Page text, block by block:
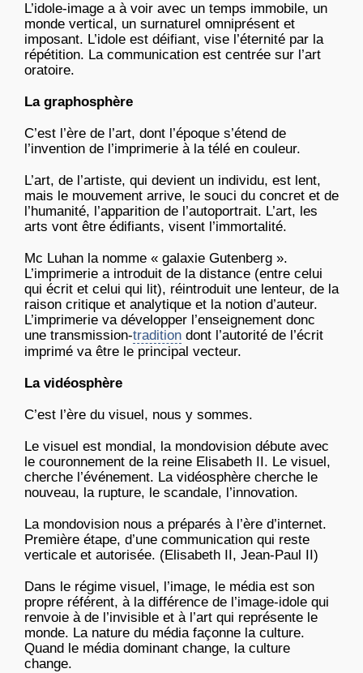
L’idole-image a à voir avec un temps immobile, un
monde vertical, un surnaturel omniprésent et
imposant. L’idole est déifiant, vise l’éternité par la
répétition. La communication est centrée sur l’art
oratoire.
La graphosphère
C’est l’ère de l’art, dont l’époque s’étend de
l’invention de l’imprimerie à la télé en couleur.
L’art, de l’artiste, qui devient un individu, est lent,
mais le mouvement arrive, le souci du concret et de
l’humanité, l’apparition de l’autoportrait. L’art, les
arts vont être édifiants, visent l’immortalité.
Mc Luhan la nomme « galaxie Gutenberg ».
L’imprimerie a introduit de la distance (entre celui
qui écrit et celui qui lit), réintroduit une lenteur, de la
raison critique et analytique et la notion d’auteur.
L’imprimerie va développer l’enseignement donc
une transmission-tradition dont l’autorité de l’écrit
imprimé va être le principal vecteur.
La vidéosphère
C’est l’ère du visuel, nous y sommes.
Le visuel est mondial, la mondovision débute avec
le couronnement de la reine Elisabeth II. Le visuel,
cherche l’événement. La vidéosphère cherche le
nouveau, la rupture, le scandale, l’innovation.
La mondovision nous a préparés à l’ère d’internet.
Première étape, d’une communication qui reste
verticale et autorisée. (Elisabeth II, Jean-Paul II)
Dans le régime visuel, l’image, le média est son
propre référent, à la différence de l’image-idole qui
renvoie à de l’invisible et à l’art qui représente le
monde. La nature du média façonne la culture.
Quand le média dominant change, la culture
change.